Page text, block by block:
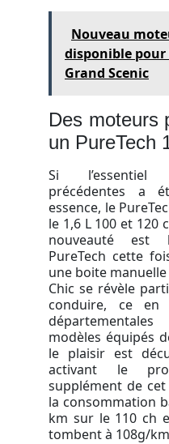
Nouveau
disponible pour
Grand Scenic
Des moteurs
un PureTech
Si l’essentiel
précédentes a
essence, le
le 1,6 L 100 et 120
nouveauté est
PureTech cette
une boite
Chic se révèle
conduire, ce
modèles équipés
le plaisir est
activant le
supplément de
la consommation
km sur le 110 ch
tombent à 108g/